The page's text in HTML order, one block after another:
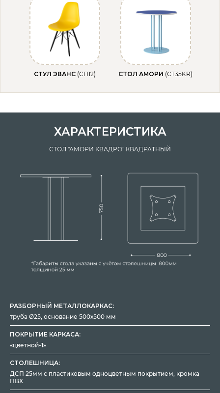
СТУЛ ЭВАНС (СП12) СТОЛ АМОРИ (СТ35KR)
ХАРАКТЕРИСТИКА
СТОЛ "АМОРИ КВАДРО" КВАДРАТНЫЙ
РАЗБОРНЫЙ МЕТАЛЛОКАРКАС:
труба Ø25, основание 500х500 мм
ПОКРЫТИЕ КАРКАСА:
«цветной-1»
СТОЛЕШНИЦА:
ДСП 25мм с пластиковым одноцветным покрытием, кромка
ПВХ